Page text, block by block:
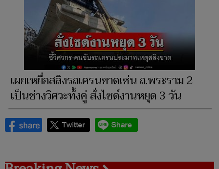
เผยเหยื่อสลิงรถเครนขาดเซ่น ถ.พระราม 2
เป็นช่างวิศวะทั้งคู่ สั่งไซด์งานหยุด 3 วัน